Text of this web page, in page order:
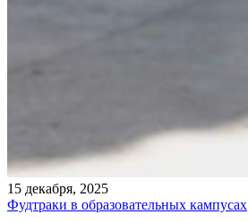
15 декабря, 2025
Фудтраки в образовательных кампусах